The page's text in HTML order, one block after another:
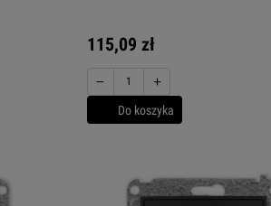
115,09 zł
− +
Do koszyka